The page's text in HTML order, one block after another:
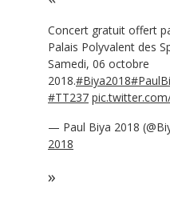
Concert gratuit offert
Palais Polyvalent des
Samedi, 06 octobre
2018.#Biya2018
#TT237
— Paul Biya 2018
2018